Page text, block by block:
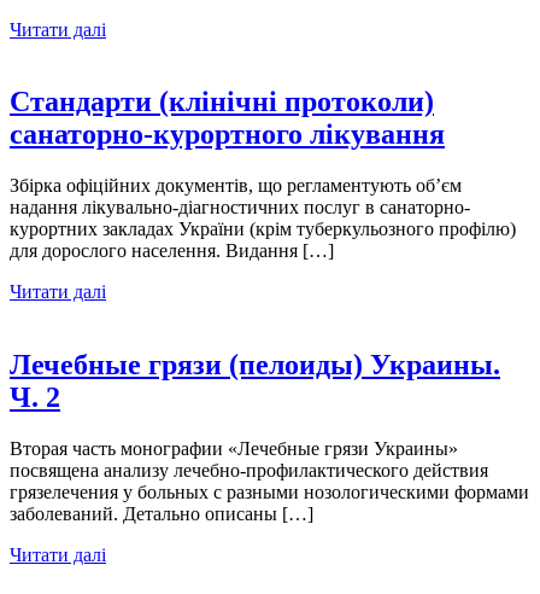
Читати далі
Стандарти (клінічні протоколи)
санаторно-курортного лікування
Збірка офіційних документів, що регламентують об’єм
надання лікувально-діагностичних послуг в санаторно-
курортних закладах України (крім туберкульозного профілю)
для дорослого населення. Видання […]
Читати далі
Лечебные грязи (пелоиды) Украины.
Ч. 2
Вторая часть монографии «Лечебные грязи Украины»
посвящена анализу лечебно-профилактического действия
грязелечения у больных с разными нозологическими формами
заболеваний. Детально описаны […]
Читати далі